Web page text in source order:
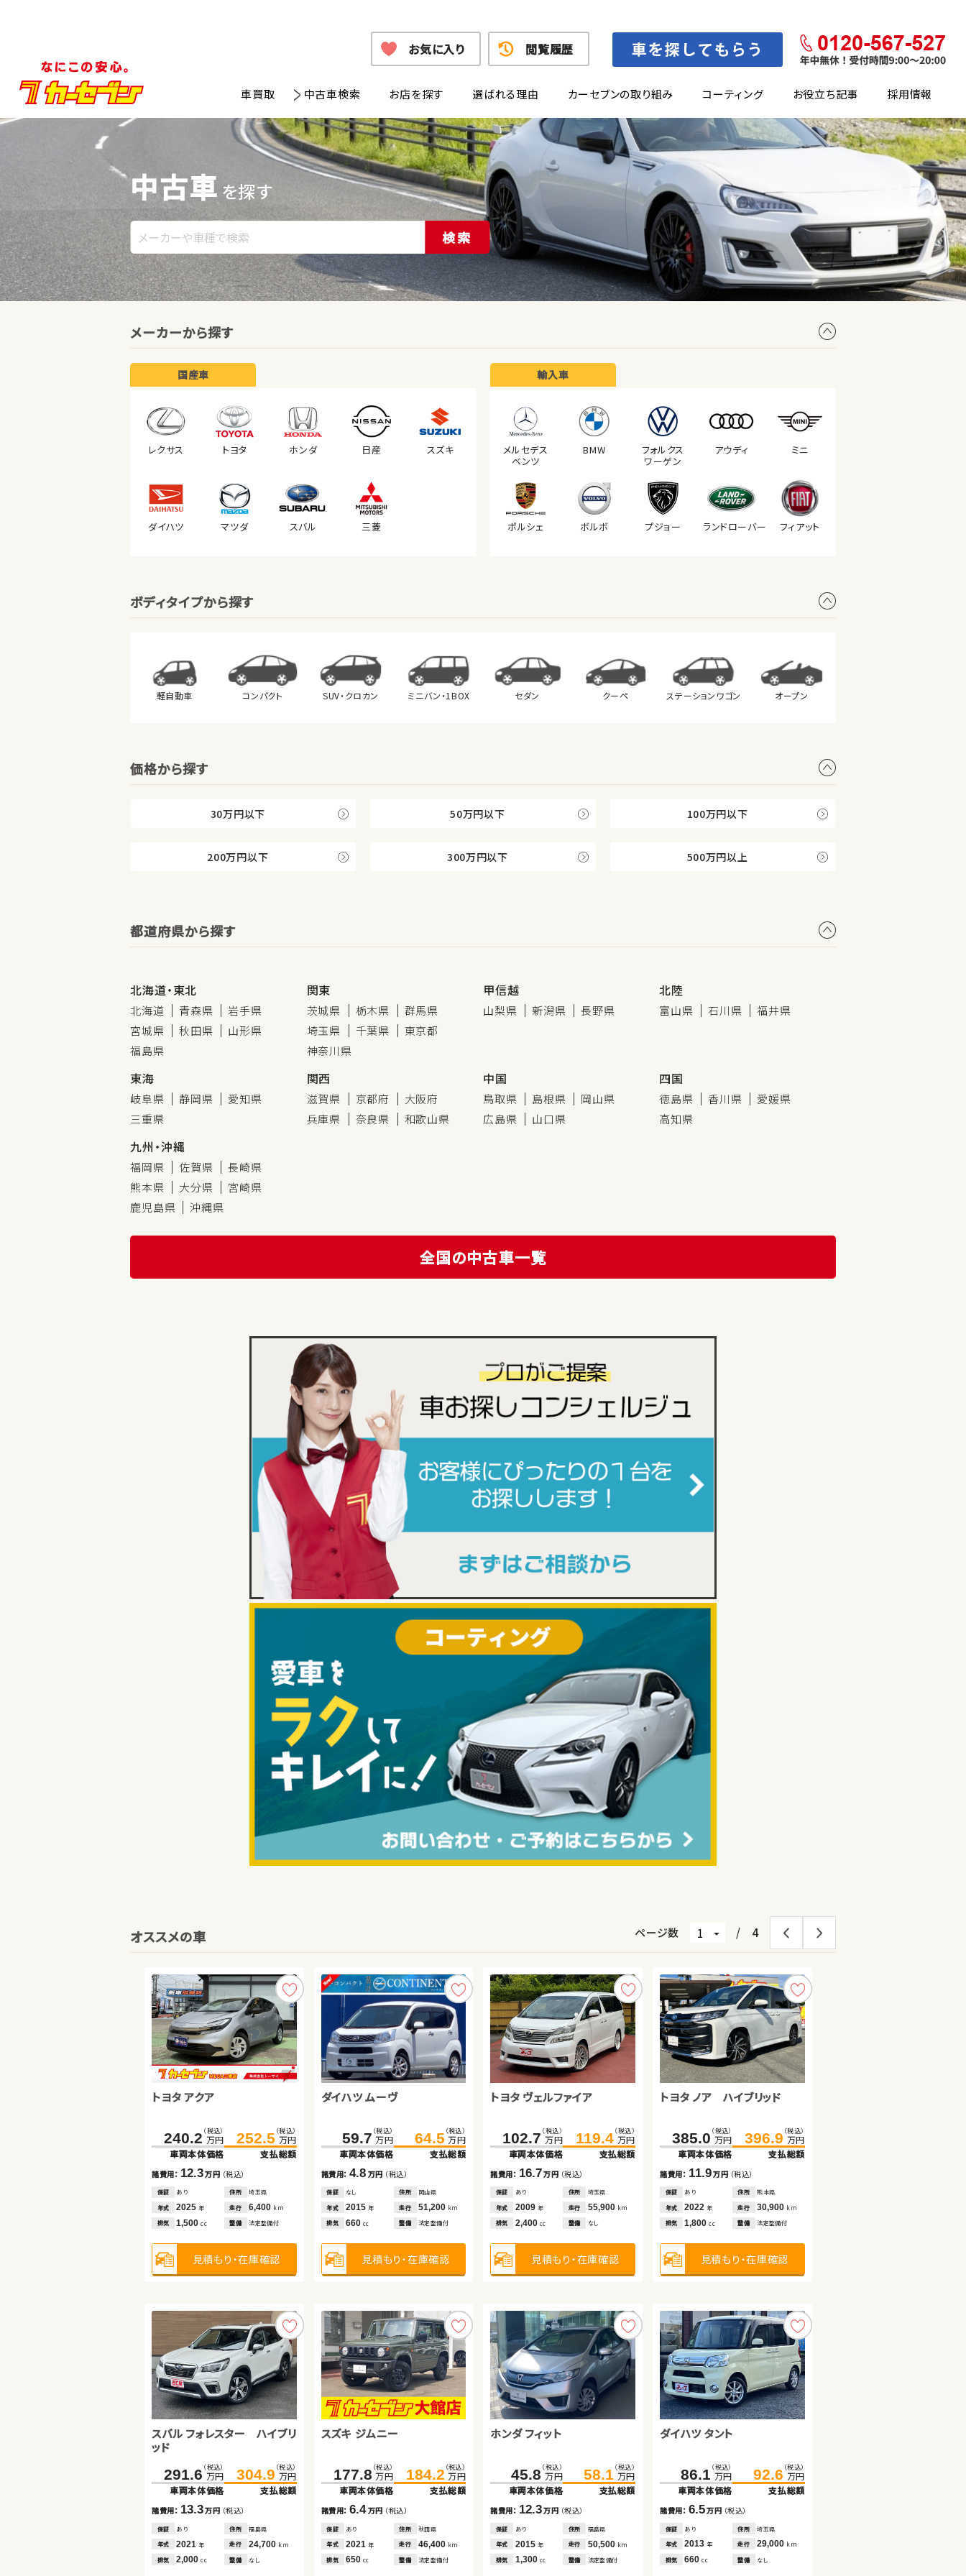
車買取 中古車検索 お店を探す 選ばれる理由 カーセブンの取り組み コーティング お役立ち記事 採用情報
お気に入り 閲覧履歴
中古車 を探す
検索
メーカーから探す
国産車
レクサス トヨタ ホンダ 日産 スズキ
ダイハツ マツダ スバル 三菱
輸入車
メルセデス
ベンツ
BMW
フォルクス
ワーゲン
アウディ ミニ
ポルシェ ボルボ プジョー ランドローバー フィアット
ボディタイプから探す
軽自動車 コンパクト SUV・クロカン ミニバン・1BOX セダン クーペ ステーション ワゴン オープン
価格から探す
30万円以下 50万円以下 100万円以下
200万円以下 300万円以下 500万円以上
都道府県から探す
北海道・東北
北海道 青森県
岩手県
宮城県
秋田県
山形県
福島県
関東
茨城県 栃木県
群馬県
埼玉県
千葉県
東京都
神奈川県
甲信越
山梨県 新潟県 長野県
北陸
富山県 石川県 福井県
東海
岐阜県 静岡県
愛知県
三重県
関西
滋賀県 京都府
大阪府
兵庫県
奈良県 和歌山県
中国
鳥取県 島根県
岡山県
広島県
山口県
四国
徳島県 香川県
愛媛県
高知県
九州・沖縄
福岡県 佐賀県
長崎県
熊本県
大分県
宮崎県
鹿児島県
沖縄県
全国の中古車一覧
オススメの車 ページ数 / 4
トヨタ アクア
240.2 （税込）
万円
車両本体価格
252.5 （税込）
万円
支払総額
諸費用： 12.3万円 （税込）
保証 あり 住所
埼玉県
年式
2025年 走行 6,400 km
排気
1,500cc 整備 法定整備付
見積もり・在庫確認
ダイハツ ムーヴ
59.7 （税込）
万円
車両本体価格
64.5 （税込）
万円
支払総額
諸費用：4.8 万円 （税込）
保証 なし 住所
岡山県
年式
2015年 走行 51,200 km
排気
660cc 整備 法定整備付
見積もり・在庫確認
トヨタ ヴェルファイア
102.7 （税込）
万円
車両本体価格
119.4（税込）
万円
支払総額
諸費用： 16.7万円 （税込）
保証 あり 住所
埼玉県
年式
2009 年 走行 55,900 km
排気
2,400 cc 整備 なし
見積もり・在庫確認
トヨタ ノア ハイブリッド
385.0 （税込）
万円
車両本体価格
396.9 （税込）
万円
支払総額
諸費用： 11.9万円 （税込）
保証 あり 住所
熊本県
年式
2022年 走行 30,900 km
排気
1,800cc 整備 法定整備付
見積もり・在庫確認
スバル フォレスター ハイブリ
ッド
291.6 （税込）
万円
車両本体価格
304.9 （税込）
万円
支払総額
諸費用： 13.3万円 （税込）
保証 あり 住所
福島県
年式
2021年 走行 24,700 km
排気
2,000cc 整備 なし
スズキ ジムニー
177.8 （税込）
万円
車両本体価格
184.2 （税込）
万円
支払総額
諸費用：6.4万円 （税込）
保証 あり 住所
秋田県
年式
2021年 走行 46,400 km
排気
650cc 整備 法定整備付
ホンダ フィット
45.8 （税込）
万円
車両本体価格
58.1（税込）
万円
支払総額
諸費用： 12.3万円 （税込）
保証 あり 住所
福島県
年式
2015 年 走行 50,500 km
排気
1,300 cc 整備 法定整備付
ダイハツ タント
86.1 （税込）
万円
車両本体価格
92.6 （税込）
万円
支払総額
諸費用： 6.5万円 （税込）
保証 あり 住所
埼玉県
年式
2013年 走行 29,000 km
排気
660cc 整備 なし
トヨタ ヴォクシー
111.6 （税込）
万円
車両本体価格
126.9 （税込）
万円
支払総額
諸費用： 15.3万円 （税込）
保証 なし 住所
群馬県
年式
2012年 走行 38,400km
排気
2,000cc 整備 なし
見積もり・在庫確認
スバル フォレスター
72.0 （税込）
万円
車両本体価格
85.9 （税込）
万円
支払総額
諸費用：13.9万円（税込）
保証 あり 住所
岩手県
年式
2012年 走行 79,700 km
排気
2,000 整備 法定整備付
見積もり・在庫確認
スズキ ワゴンＲ
16.6 （税込）
万円
車両本体価格
24.8（税込）
万円
支払総額
諸費用： 8.2 万円（税込）
保証 なし 住所
青森県
年式
2007 年 走行 90,300 km
排気
660cc 整備 法定整備付
見積もり・在庫確認
トヨタ ヴェルファイア ハイブ
175.2 （税込）
万円
車両本体価格
189.4 （税込）
万円
支払総額
諸費用： 14.2万円 （税込）
保証 あり 住所
岩手県
年式
2014年 走行 82,900 km
排気
2,400cc 整備 法定整備付
見積もり・在庫確認
トヨタ アルファード
349.0（税込）
万円
車両本体価格
362.4
支払総額
諸費用：13.4 （税込）
保証 なし 住所 愛知県
トヨタ プリウス
201.6 （税込）
万円
車両本体価格
211.7 （税込）
万円
支払総額
諸費用：10.1万円（税込）
保証 なし 住所
福島県
年式
2022年 走行 54,400 km
排気
1,800 整備 なし
ホンダ フィット ハイブリッド
38.0 （税込）
万円
車両本体価格
46.1（税込）
万円
支払総額
諸費用： 8.1 万円（税込）
保証 あり 住所
岐阜県
年式
2012 年 走行 95,400 km
排気
1,300 cc 整備 法定整備付
ダイハツ ムーヴ
56.0 （税込）
万円
車両本体価格
59.8 （税込）
万円
支払総額
諸費用： 3.8万円 （税込）
保証 あり 住所
岩手県
年式
2013年 走行 68,200 km
排気
660cc 整備 法定整備付
日産 セレナ
286.0 （税込）
万円
車両本体価格
297.7 （税込）
万円
支払総額
諸費用： 11.7万円 （税込）
保証 なし 住所
岡山県
年式
2023年 走行 25,900km
排気
2,000cc 整備 法定整備付
見積もり・在庫確認
スズキ アルト ＨＢ
28.9 （税込）
万円
車両本体価格
39.9 （税込）
万円
支払総額
諸費用：11.0万円（税込）
保証 あり 住所
岩手県
年式
2011年 走行 66,600 km
排気
660cc 整備 法定整備付
見積もり・在庫確認
トヨタ ルーミー
114.9 （税込）
万円
車両本体価格
125.7（税込）
万円
支払総額
諸費用： 10.8万円 （税込）
保証 あり 住所
埼玉県
年式
2020 年 走行 61,100 km
排気
1,000 cc 整備 法定整備付
見積もり・在庫確認
日産 エクストレイル
170.8 （税込）
万円
車両本体価格
179.7 （税込）
万円
支払総額
諸費用： 8.9 万円（税込）
保証 なし 住所
岡山県
年式
2020年 走行 78,000 km
排気
2,000cc 整備 なし
見積もり・在庫確認
トヨタ アクア
115.0 （税込）
万円
車両本体価格
124.6 （税込）
万円
支払総額
諸費用： 9.6 万円（税込）
保証 あり 住所
熊本県
年式
2016年 走行 71,000 km
排気
1,500cc 整備 法定整備付
ホンダ Ｎ ＢＯＸ
41.6 （税込）
万円
車両本体価格
49.8 （税込）
万円
支払総額
諸費用：8.2万円 （税込）
保証 あり 住所
青森県
年式
2013年 走行 128,600km
排気
660cc 整備 法定整備付
スズキ アルト ＨＢ
80.8 （税込）
万円
車両本体価格
89.9（税込）
万円
支払総額
諸費用： 9.1 万円（税込）
保証 あり 住所
岩手県
年式
2022 年 走行 77,000 km
排気
660cc 整備 法定整備付
トヨタ プリウス
48.9 （税込）
万円
車両本体価格
62.8 （税込）
万円
支払総額
諸費用： 13.9万円（税込）
保証 あり 住所
埼玉県
年式
2013年 走行 89,500 km
排気
1,800 整備 法定整備付
スズキ スイフト
95.6 （税込）
万円
車両本体価格
109.2 （税込）
万円
支払総額
諸費用：13.6万円（税込）
保証 なし 住所
青森県
年式
2012年 走行 89,600 km
排気
1,600 整備 法定整備付
見積もり・在庫確認
スズキ ジムニー
221.6 （税込）
万円
車両本体価格
229.5（税込）
万円
支払総額
諸費用： 7.9 万円（税込）
保証 あり 住所
福島県
年式
2023 年 走行 13,000 km
排気
660cc 整備 なし
見積もり・在庫確認